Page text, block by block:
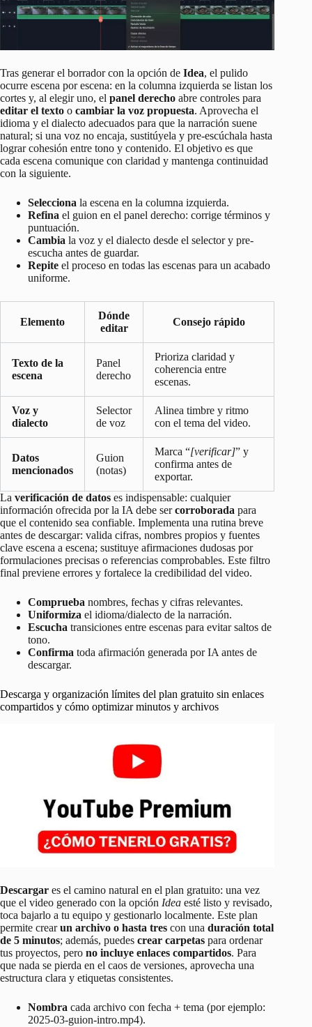
Tras generar el borrador con la opción de Idea, el pulido
ocurre escena por escena: en la columna izquierda se listan los
cortes y, al elegir uno, el panel derecho abre controles para
editar el texto o cambiar la voz propuesta. Aprovecha el
idioma y el dialecto adecuados para que la narración suene
natural; si una voz no encaja, sustitúyela y pre-escúchala hasta
lograr cohesión entre tono y contenido. El objetivo es que
cada escena comunique con claridad y mantenga continuidad
con la siguiente.
Selecciona la escena en la columna izquierda.
Refina el guion en el panel derecho: corrige términos y
puntuación.
Cambia la voz y el dialecto desde el selector y pre-
escucha antes de guardar.
Repite el proceso en todas las escenas para un acabado
uniforme.
Elemento
Dónde
editar
Consejo rápido
Texto de la
escena
Panel
derecho
Prioriza claridad y
coherencia entre
escenas.
Voz y
dialecto
Selector
de voz
Alinea timbre y ritmo
con el tema del video.
Datos
mencionados
Guion
(notas)
Marca “[verificar]” y
confirma antes de
exportar.
La verificación de datos es indispensable: cualquier
información ofrecida por la IA debe sercorroborada para
que el contenido sea confiable. Implementa una rutina breve
antes de descargar: valida cifras, nombres propios y fuentes
clave escena a escena; sustituye afirmaciones dudosas por
formulaciones precisas o referencias comprobables. Este filtro
final previene errores y fortalece la credibilidad del video.
Comprueba nombres, fechas y cifras relevantes.
Uniformiza el idioma/dialecto de la narración.
Escucha transiciones entre escenas para evitar saltos de
tono.
Confirma toda afirmación generada por IA antes de
descargar.
Descarga y organización límites del plan gratuito sin enlaces
compartidos y cómo optimizar minutos y archivos
Descargar es el camino natural en el plan gratuito: una vez
que el video generado con la opción Idea esté listo y revisado,
toca bajarlo a tu equipo y gestionarlo localmente. Este plan
permite crearun archivo o hasta tres con una duración total
de 5 minutos; además, puedes crear carpetas para ordenar
tus proyectos, pero no incluye enlaces compartidos. Para
que nada se pierda en el caos de versiones, aprovecha una
estructura clara y etiquetas consistentes.
Nombra cada archivo con fecha + tema (por ejemplo:
2025-03-guion-intro.mp4).